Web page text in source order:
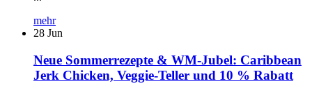
mehr
28 Jun
Neue Sommerrezepte & WM-Jubel: Caribbean
Jerk Chicken, Veggie-Teller und 10 % Rabatt